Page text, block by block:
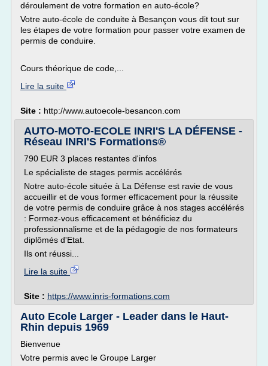
déroulement de votre formation en auto-école?
Votre auto-école de conduite à Besançon vous dit tout sur
les étapes de votre formation pour passer votre examen de
permis de conduire.
Cours théorique de code,...
Lire la suite
Site : http://www.autoecole-besancon.com
AUTO-MOTO-ECOLE INRI'S LA DÉFENSE -
Réseau INRI'S Formations®
790 EUR 3 places restantes d'infos
Le spécialiste de stages permis accélérés
Notre auto-école située à La Défense est ravie de vous
accueillir et de vous former efficacement pour la réussite
de votre permis de conduire grâce à nos stages accélérés
: Formez-vous efficacement et bénéficiez du
professionnalisme et de la pédagogie de nos formateurs
diplômés d'Etat.
Ils ont réussi...
Lire la suite
Site : https://www.inris-formations.com
Auto Ecole Larger - Leader dans le Haut-
Rhin depuis 1969
Bienvenue
Votre permis avec le Groupe Larger